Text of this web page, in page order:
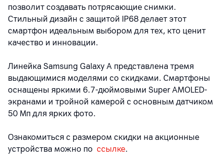
позволит создавать потрясающие снимки.
Стильный дизайн с защитой IP68 делает этот
смартфон идеальным выбором для тех, кто ценит
качество и инновации.
Линейка Samsung Galaxy A представлена тремя
выдающимися моделями со скидками. Смартфоны
оснащены яркими 6.7-дюймовыми Super AMOLED-
экранами и тройной камерой с основным датчиком
50 Мп для ярких фото.
Ознакомиться с размером скидки на акционные
устройства можно по ссылке.